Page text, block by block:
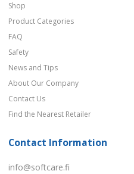
Shop
Product Categories
FAQ
Safety
News and Tips
About Our Company
Contact Us
Find the Nearest Retailer
Contact Information
info@softcare.fi